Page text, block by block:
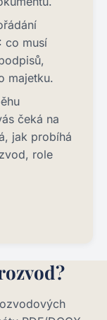
co musí
majetku.
čeká na
jak probíhá
role